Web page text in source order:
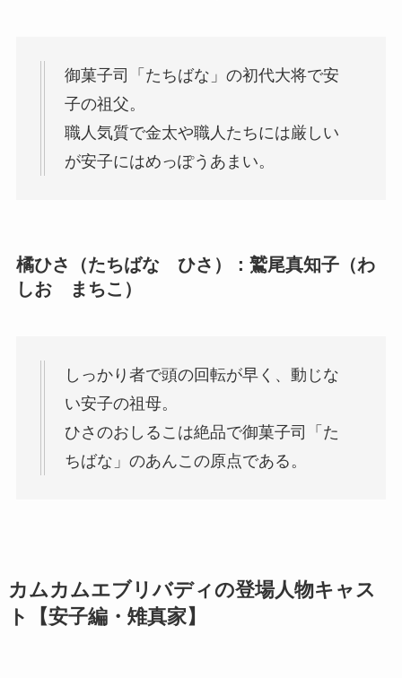
御菓子司「たちばな」の初代大将で安
子の祖父。
職人気質で金太や職人たちには厳しい
が安子にはめっぽうあまい。
橘ひさ（たちばな ひさ）：鷲尾真知子（わ
しお まちこ）
しっかり者で頭の回転が早く、動じな
い安子の祖母。
ひさのおしるこは絶品で御菓子司「た
ちばな」のあんこの原点である。
カムカムエブリバディの登場人物キャス
ト【安子編・雉真家】